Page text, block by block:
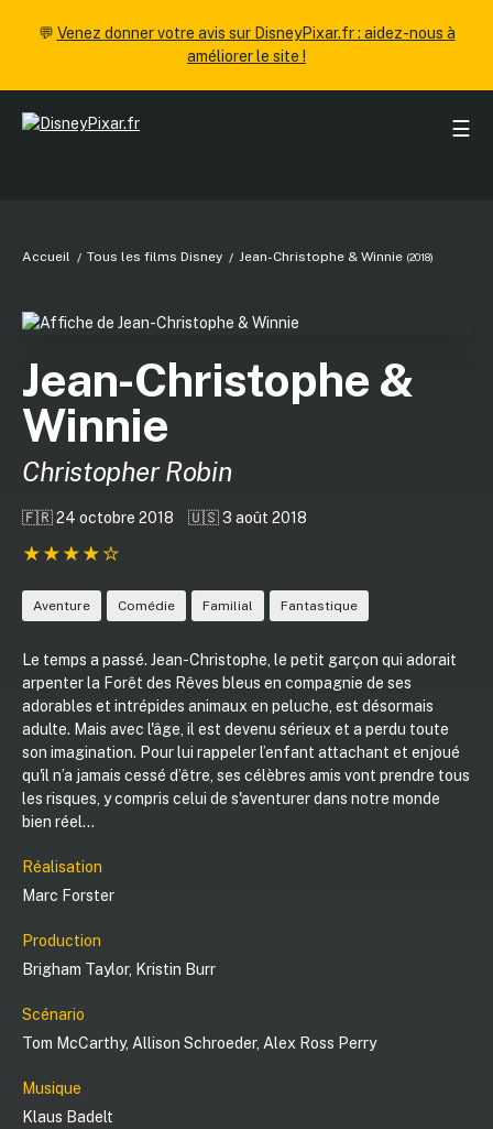
💬 Venez donner votre avis sur DisneyPixar.fr : aidez-nous à
améliorer le site !
☰
Accueil Tous les films Disney Jean-Christophe & Winnie (2018)
Jean-Christophe &
Winnie
Christopher Robin
🇫🇷 24 octobre 2018 🇺🇸 3 août 2018
Aventure Comédie Familial Fantastique
Le temps a passé. Jean-Christophe, le petit garçon qui adorait
arpenter la Forêt des Rêves bleus en compagnie de ses
adorables et intrépides animaux en peluche, est désormais
adulte. Mais avec l'âge, il est devenu sérieux et a perdu toute
son imagination. Pour lui rappeler l’enfant attachant et enjoué
qu'il n’a jamais cessé d’être, ses célèbres amis vont prendre tous
les risques, y compris celui de s'aventurer dans notre monde
bien réel…
Réalisation
Marc Forster
Production
Brigham Taylor, Kristin Burr
Scénario
Tom McCarthy, Allison Schroeder, Alex Ross Perry
Musique
Klaus Badelt